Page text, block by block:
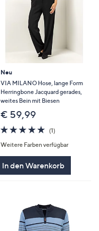
Neu
VIA MILANO Hose, lange Form
Herringbone Jacquard gerades,
weites Bein mit Biesen
€ 59,99
5.0
von
5
(1)1
Weitere Farben verfügbar
In den Warenkorb